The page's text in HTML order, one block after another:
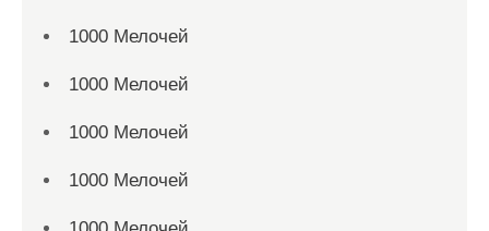
1000 Мелочей
1000 Мелочей
1000 Мелочей
1000 Мелочей